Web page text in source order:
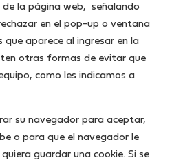
la página web, señalando
en el pop-up o ventana
que aparece al ingresar en la
otras formas de evitar que
como les indicamos a
su navegador para aceptar,
o para que el navegador le
guardar una cookie. Si se